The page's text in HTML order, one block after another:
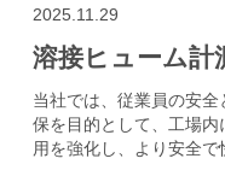
2025.11.29
溶接ヒューム計
当社では、従業員の安
保を目的として、工場
用を強化し、より安全